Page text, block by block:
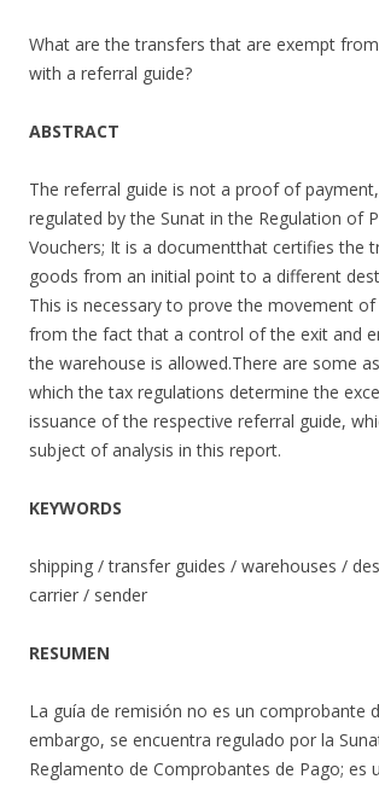
What are the transfers that are exempt
with a referral guide?
ABSTRACT
The referral guide is not a proof of
regulated by the Sunat in the Regulation of
Vouchers; It is a documentthat certifies the
goods from an initial point to a different
This is necessary to prove the movement
from the fact that a control of the exit and
the warehouse is allowed.There are some
which the tax regulations determine the
issuance of the respective referral guide,
subject of analysis in this report.
KEYWORDS
shipping / transfer guides / warehouses /
carrier / sender
RESUMEN
La guía de remisión no es un comprobante
embargo, se encuentra regulado por la
Reglamento de Comprobantes de Pago; es